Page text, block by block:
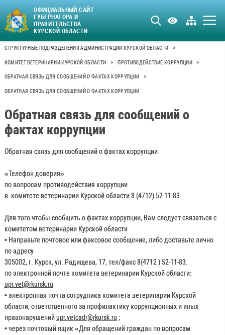
ОФИЦИАЛЬНЫЙ САЙТ
ГУБЕРНАТОРА И
ПРАВИТЕЛЬСТВА
КУРСКОЙ ОБЛАСТИ
СТРУКТУРНЫЕ ПОДРАЗДЕЛЕНИЯ АДМИНИСТРАЦИИ КУРСКОЙ ОБЛАСТИ >
КОМИТЕТ ВЕТЕРИНАРИИ КУРСКОЙ ОБЛАСТИ > ПРОТИВОДЕЙСТВИЕ КОРРУПЦИИ >
ОБРАТНАЯ СВЯЗЬ ДЛЯ СООБЩЕНИЙ О ФАКТАХ КОРРУПЦИИ >
ОБРАТНАЯ СВЯЗЬ ДЛЯ СООБЩЕНИЙ О ФАКТАХ КОРРУПЦИИ
Обратная связь для сообщений о
фактах коррупции
Обратная связь для сообщений о фактах коррупции
«Телефон доверия»
по вопросам противодействия коррупции
в комитете ветеринарии Курской области 8 (4712) 52-11-83
Для того чтобы сообщить о фактах коррупции, Вам следует связаться с
комитетом ветеринарии Курской области
• Направьте почтовое или факсовое сообщение, либо доставьте лично
по адресу
305002, г. Курск, ул. Радищева, 17, тел/факс 8(4712 ) 52-11-83.
по электронной почте комитета ветеринарии Курской области:
upr.vet@rkursk.ru
• электронная почта сотрудника комитета ветеринарии Курской
области, ответственного за профилактику коррупционных и иных
правонарушенийupr.vetcadr@rkursk.ru ;
• через почтовый ящик «Для обращений граждан по вопросам